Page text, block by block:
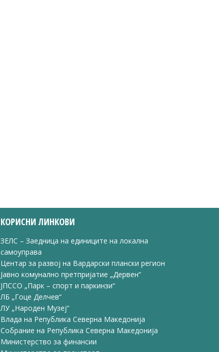
КОРИСНИ ЛИНКОВИ
ЗЕЛС – Заедница на единиците на локална
самоуправа
Центар за развој на Вардарски плански регион
Јавно комунално претпријатие „Дервен“
ЈПССО „Парк – спорт и паркинзи“
ЛБ „Гоце Делчев“
ЛУ „Народен Музеј“
Влада на Република Северна Македонија
Собрание на Република Северна Македонија
Министерство за финансии